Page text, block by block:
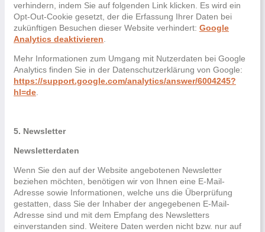
verhindern, indem Sie auf folgenden Link klicken. Es wird ein
Opt-Out-Cookie gesetzt, der die Erfassung Ihrer Daten bei
zukünftigen Besuchen dieser Website verhindert: Google
Analytics deaktivieren
Mehr Informationen zum Umgang mit Nutzerdaten bei Google
Analytics finden Sie in der Datenschutzerklärung von Google:
https://support.google.com/analytics/answer/6004245?
hl=de
5. Newsletter
Newsletterdaten
Wenn Sie den auf der Website angebotenen Newsletter
beziehen möchten, benötigen wir von Ihnen eine E-Mail-
Adresse sowie Informationen, welche uns die Überprüfung
gestatten, dass Sie der Inhaber der angegebenen E-Mail-
Adresse sind und mit dem Empfang des Newsletters
einverstanden sind. Weitere Daten werden nicht bzw. nur auf